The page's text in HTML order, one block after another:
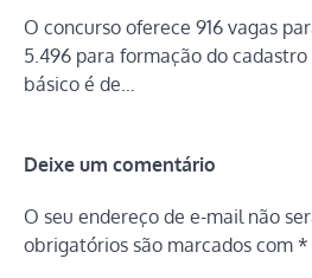
O concurso oferece 916 vagas
5.496 para formação do
básico é de…
Deixe um comentário
O seu endereço de e-mail não
obrigatórios são marcados com *